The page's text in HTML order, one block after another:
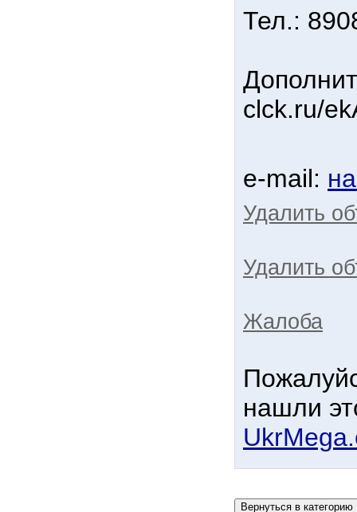
Тел.:
clck.ru/
e-mail:
Удалить
Удалить
Жалоба
нашли